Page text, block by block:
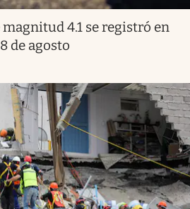
magnitud 4.1 se registró en
de agosto